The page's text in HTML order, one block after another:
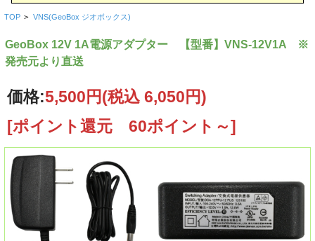
TOP > VNS(GeoBox ジオボックス)
GeoBox 12V 1A電源アダプター 【型番】VNS-12V1A ※
発売元より直送
価格:5,500円(税込 6,050円)
[ポイント還元 60ポイント～]